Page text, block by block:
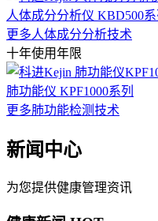
人体成分分析仪 KBD500系
更多人体成分分析技术
十年使用年限
肺功能仪 KPF1000系列
更多肺功能检测技术
新闻中心
为您提供健康管理资讯